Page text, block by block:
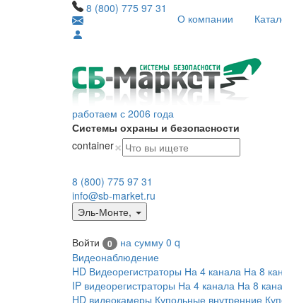
8 (800) 775 97 31
О компании
работаем с 2006 года
Системы охраны и безопасности
container×
8 (800) 775 97 31
info@sb-market.ru
Эль-Монте,
Войти 0 на сумму 0 q
Видеонаблюдение
HD Видеорегистраторы На 4 канала На 8
IP видеорегистраторы На 4 канала На 8
HD видеокамеры Купольные внутренние